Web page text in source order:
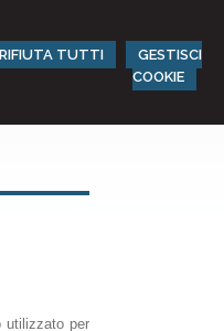
RIFIUTA TUTTI
GESTISCI
COOKIE
utilizzato per